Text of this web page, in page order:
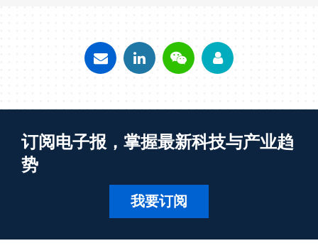
订阅电子报，掌握最新科技与产业趋
势
我要订阅